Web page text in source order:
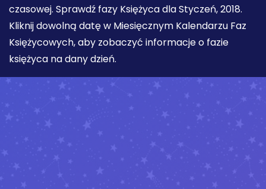
czasowej. Sprawdź fazy Księżyca dla Styczeń, 2018.
Kliknij dowolną datę w Miesięcznym Kalendarzu Faz
Księżycowych, aby zobaczyć informacje o fazie
księżyca na dany dzień.